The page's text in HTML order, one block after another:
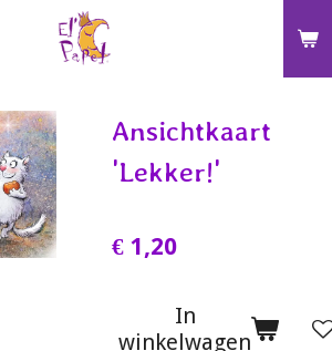
Ansichtkaart
'Lekker!'
€ 1,20
In
winkelwagen